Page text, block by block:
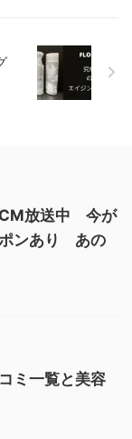
放送中 今が
ポンあり あの
ミ一覧と美容